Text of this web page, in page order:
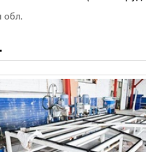
обл.